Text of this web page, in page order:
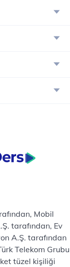
Mobil
tarafından, Ev
A.Ş. tarafından
Telekom Grubu
tüzel kişiliği